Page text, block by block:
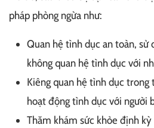
pháp phòng ngừa như:
Quan hệ tình dục an toàn, sử
không quan hệ tình dục với
Kiêng quan hệ tình dục
hoạt động tình dục với người
Thăm khám sức khỏe định